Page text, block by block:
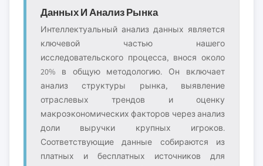
Данных И Анализ Рынка
Интеллектуальный анализ данных является
ключевой частью нашего
исследовательского процесса, внося около
20% в общую методологию. Он включает
анализ структуры рынка, выявление
отраслевых трендов и оценку
макроэкономических факторов через анализ
доли выручки крупных игроков.
Соответствующие данные собираются из
платных и бесплатных источников для